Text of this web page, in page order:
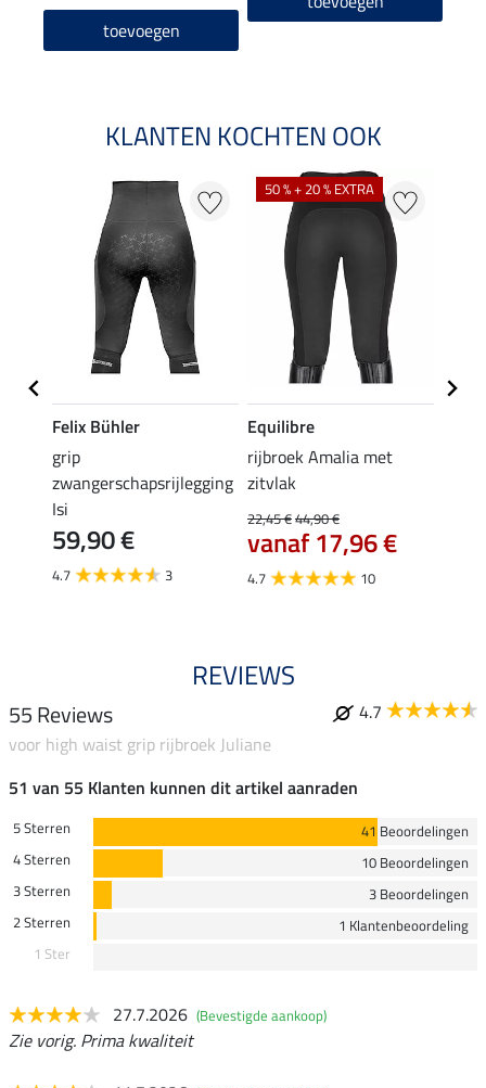
toevoegen
KLANTEN KOCHTEN OOK
Felix Bühler
grip
zwangerschapsrijlegging
Isi
59,90 €
4.7 3
50 % + 20 % EXTRA
Equilibre
rijbroek Amalia met
zitvlak
22,45 €44,90 €
vanaf 17,96 €
4.7 10
REVIEWS
55 Reviews
4.7
voor high waist grip rijbroek Juliane
51 van 55 Klanten kunnen dit artikel aanraden
5 Sterren
41 Beoordelingen
4 Sterren
10 Beoordelingen
3 Sterren
3 Beoordelingen
2 Sterren
1 Klantenbeoordeling
1 Ster
27.7.2026 (Bevestigde aankoop)
Zie vorig. Prima kwaliteit